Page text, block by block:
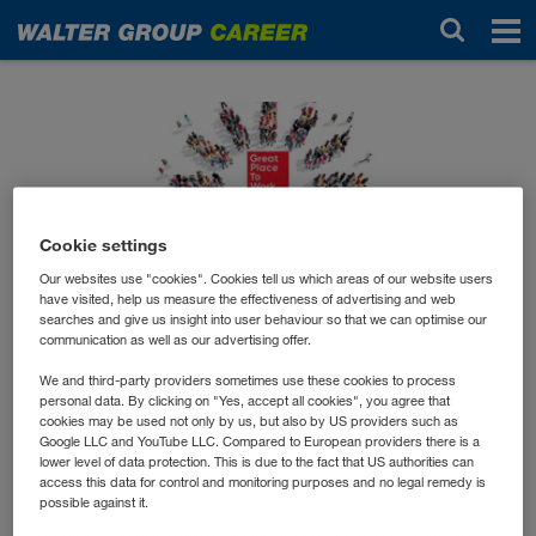
Новости
июль 2024
Die WALTER GROUP ist
erneut ein GREAT PLACE
TO WORK!
Cookie settings
Our websites use "cookies". Cookies tell us which areas of our website users
have visited, help us measure the effectiveness of advertising and web
searches and give us insight into user behaviour so that we can optimise our
communication as well as our advertising offer.
We and third-party providers sometimes use these cookies to process
personal data. By clicking on "Yes, accept all cookies", you agree that
cookies may be used not only by us, but also by US providers such as
Google LLC and YouTube LLC. Compared to European providers there is a
lower level of data protection. This is due to the fact that US authorities can
access this data for control and monitoring purposes and no legal remedy is
possible against it.